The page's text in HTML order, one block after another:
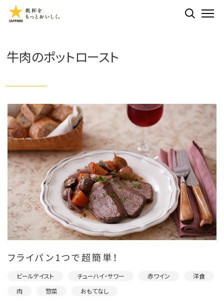
検索する
牛肉のポットロースト
フライパン1つで超簡単！
ビールテイスト チューハイ・サワー 赤ワイン
洋食
肉
惣菜 おもてなし